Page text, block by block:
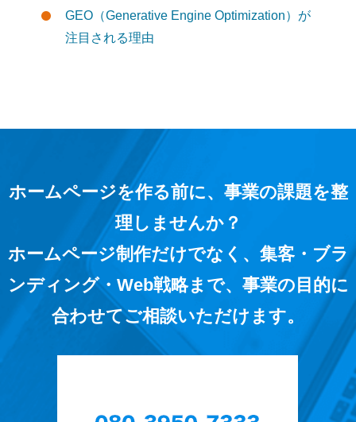
GEO（Generative Engine Optimization）が
注目される理由
ホームページを作る前に、事業の課題を整
理しませんか？
ホームページ制作だけでなく、集客・ブラ
ンディング・Web戦略まで、事業の目的に
合わせてご相談いただけます。